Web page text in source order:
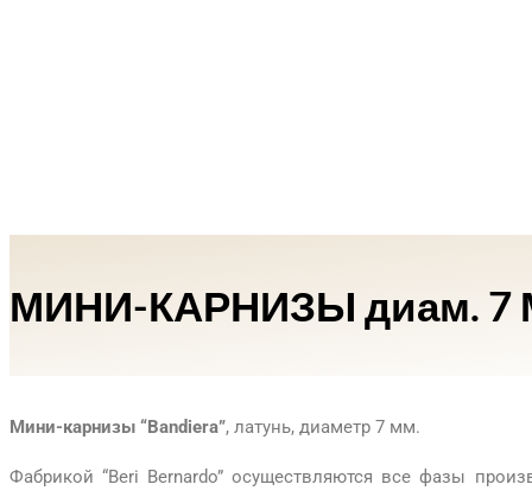
МИНИ-КАРНИЗЫ диам. 7
Мини-карнизы “Bandiera”, латунь, диаметр 7 мм.
Фабрикой “Beri Bernardo” осуществляются все фазы